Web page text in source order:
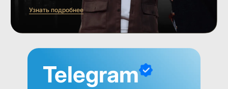
Узнать подробнее
Telegram